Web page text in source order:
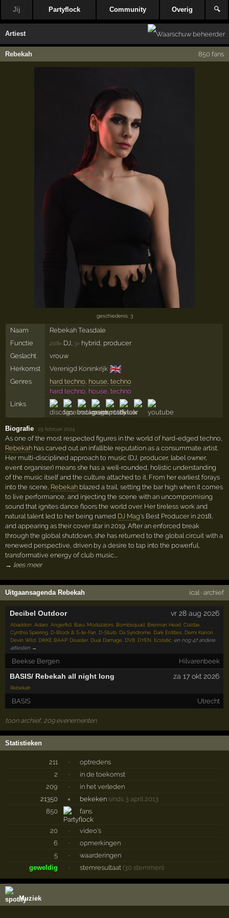
Jij Partyflock Community Overig 🔍
Artiest
Rebekah 850 fans
geschiedenis: 3
Naam
Rebekah Teasdale
Functie
208× DJ, 3× hybrid, producer
Geslacht
vrouw
Herkomst
Verenigd Koninkrijk 🇬🇧
Genres hard techno, house, techno
hard techno, house, techno
Links
Biografie 29 februari 2024
As one of the most respected figures in the world of hard-edged techno,
Rebekah has carved out an infallible reputation as a consummate artist.
Her multi-disciplined approach to music (DJ, producer, label owner,
event organiser) means she has a well-rounded, holistic understanding
of the music itself and the culture attached to it. From her earliest forays
into the scene, Rebekah blazed a trail, setting the bar high when it comes
to live performance, and injecting the scene with an uncompromising
sound that ignites dance floors the world over. Her tireless work and
natural talent led to her being named DJ Mag's Best Producer in 2018,
and appearing as their cover star in 2019. After an enforced break
through the global shutdown, she has returned to the global circuit with a
renewed perspective, driven by a desire to tap into the powerful,
transformative energy of club music.…
→ lees meer
Uitgaansagenda Rebekah ical· archief
Decibel Outdoor vr 28 aug 2026
Abaddon ,Adaro ,Angerfist Bass Modulators Bombsquad Brennan Heart ,Coldax
Cynthia Spiering D-Block & S-te-Fan D-Sturb Da Syndrome Dark Entities Demi Kanon
Devin Wild DIKKE BAAP, Disaster Dual Damage DV8 DYEN Ecstatic en nog 47 andere
artiesten →
Beekse Bergen Hilvarenbeek
BASIS/ Rebekah all night long za 17 okt 2026
Rebekah
BASIS Utrecht
toon archief, 209 evenementen
Statistieken
211 ·
optredens
2
·
in de toekomst
209
·
in het verleden
21350
× bekeken sinds 3 april 2013
850
fans
20 ·
video's
6
·
opmerkingen
5
·
waarderingen
geweldig
· stemresultaat (30 stemmen)
Muziek